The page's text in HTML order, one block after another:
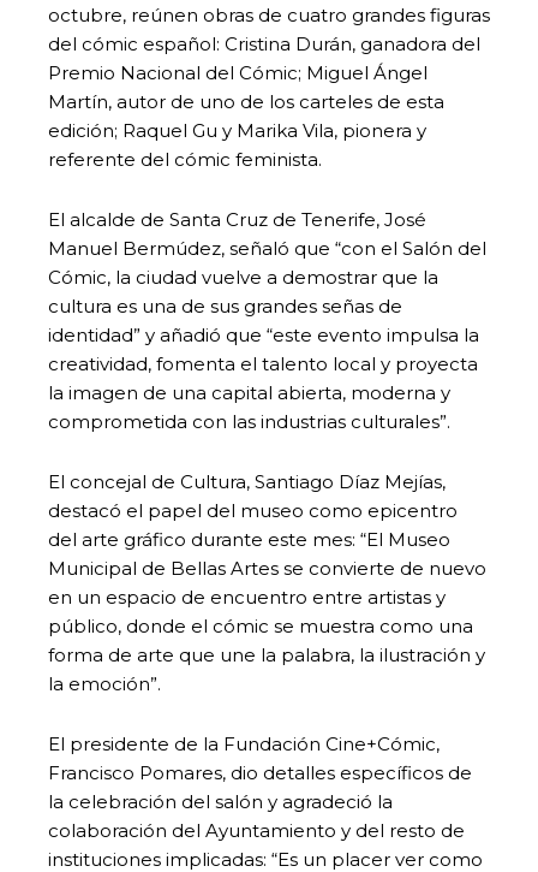
octubre, reúnen obras de cuatro grandes figuras
del cómic español: Cristina Durán, ganadora del
Premio Nacional del Cómic; Miguel Ángel
Martín, autor de uno de los carteles de esta
edición; Raquel Gu y Marika Vila, pionera y
referente del cómic feminista.
El alcalde de Santa Cruz de Tenerife, José
Manuel Bermúdez, señaló que “con el Salón del
Cómic, la ciudad vuelve a demostrar que la
cultura es una de sus grandes señas de
identidad” y añadió que “este evento impulsa la
creatividad, fomenta el talento local y proyecta
la imagen de una capital abierta, moderna y
comprometida con las industrias culturales”.
El concejal de Cultura, Santiago Díaz Mejías,
destacó el papel del museo como epicentro
del arte gráfico durante este mes: “El Museo
Municipal de Bellas Artes se convierte de nuevo
en un espacio de encuentro entre artistas y
público, donde el cómic se muestra como una
forma de arte que une la palabra, la ilustración y
la emoción”.
El presidente de la Fundación Cine+Cómic,
Francisco Pomares, dio detalles específicos de
la celebración del salón y agradeció la
colaboración del Ayuntamiento y del resto de
instituciones implicadas: “Es un placer ver como